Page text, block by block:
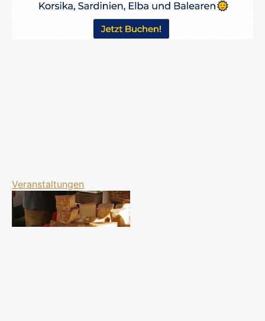
Veranstaltungen